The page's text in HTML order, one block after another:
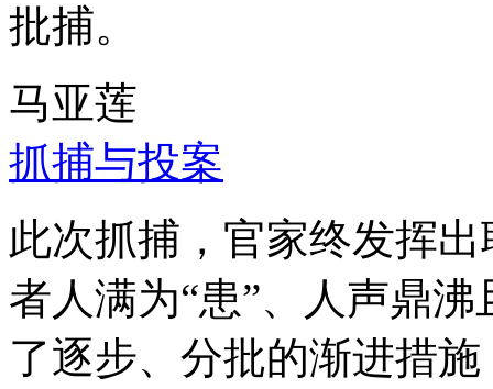
批捕。
马亚莲
抓捕与投案
此次抓捕，官家终发挥
者人满为“患”、人声鼎
了逐步、分批的渐进措